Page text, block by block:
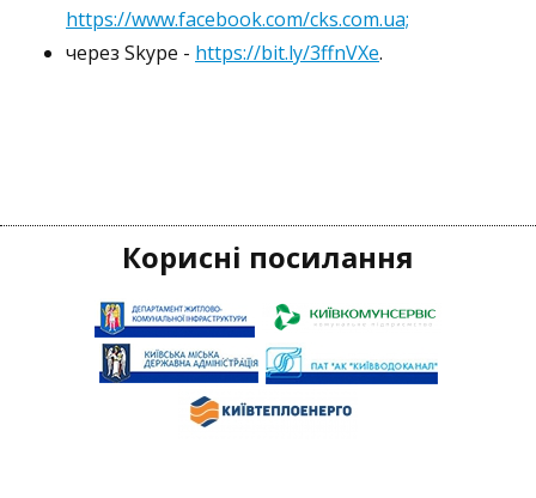
https://www.facebook.com/cks.com.ua;
через Skype - https://bit.ly/3ffnVXe.
Корисні посилання